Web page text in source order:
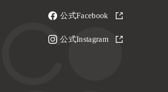
公式Facebook
公式Instagram